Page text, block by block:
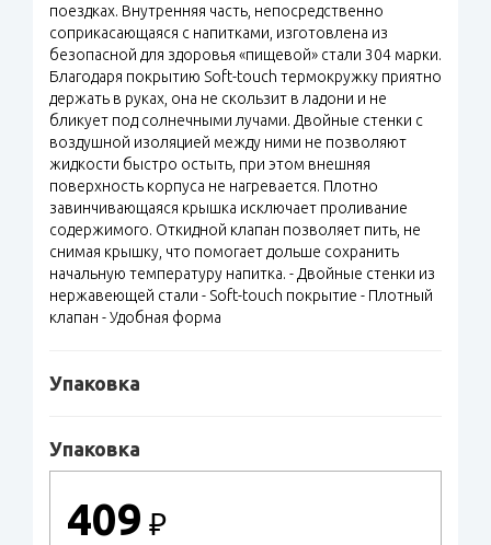
поездках. Внутренняя часть, непосредственно
соприкасающаяся с напитками, изготовлена из
безопасной для здоровья «пищевой» стали 304 марки.
Благодаря покрытию Soft-touch термокружку приятно
держать в руках, она не скользит в ладони и не
бликует под солнечными лучами. Двойные стенки с
воздушной изоляцией между ними не позволяют
жидкости быстро остыть, при этом внешняя
поверхность корпуса не нагревается. Плотно
завинчивающаяся крышка исключает проливание
содержимого. Откидной клапан позволяет пить, не
снимая крышку, что помогает дольше сохранить
начальную температуру напитка. - Двойные стенки из
нержавеющей стали - Soft-touch покрытие - Плотный
клапан - Удобная форма
Упаковка
Упаковка
409 ₽